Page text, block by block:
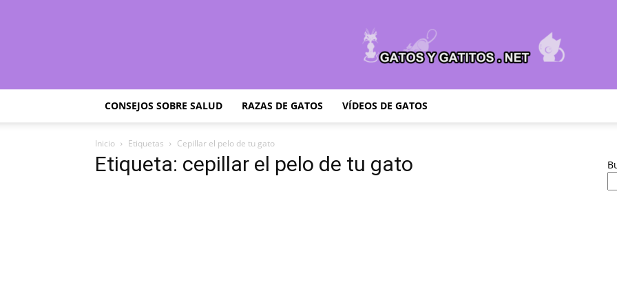
CONSEJOS SOBRE SALUD RAZAS DE GATOS VÍDEOS DE GATOS
Inicio Etiquetas Cepillar el pelo de tu gato
Etiqueta: cepillar el pelo de tu gato